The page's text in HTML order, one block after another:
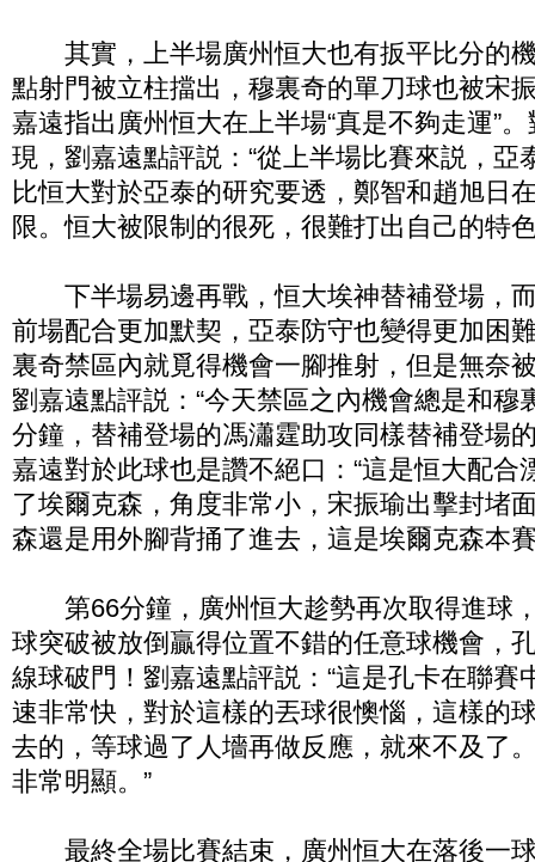
其實，上半場廣州恒大也有扳平比分的
點射門被立柱擋出，穆裏奇的單刀球也被宋
嘉遠指出廣州恒大在上半場“真是不夠走運”
現，劉嘉遠點評説：“從上半場比賽來説，亞
比恒大對於亞泰的研究要透，鄭智和趙旭日
限。恒大被限制的很死，很難打出自己的特
下半場易邊再戰，恒大埃神替補登場，
前場配合更加默契，亞泰防守也變得更加困
裏奇禁區內就覓得機會一腳推射，但是無奈
劉嘉遠點評説：“今天禁區之內機會總是和穆
分鐘，替補登場的馮瀟霆助攻同樣替補登場
嘉遠對於此球也是讚不絕口：“這是恒大配合
了埃爾克森，角度非常小，宋振瑜出擊封堵
森還是用外腳背捅了進去，這是埃爾克森本
第66分鐘，廣州恒大趁勢再次取得進球
球突破被放倒贏得位置不錯的任意球機會，
線球破門！劉嘉遠點評説：“這是孔卡在聯賽
速非常快，對於這樣的丟球很懊惱，這樣的
去的，等球過了人墻再做反應，就來不及了
非常明顯。”
最終全場比賽結束，廣州恒大在落後一